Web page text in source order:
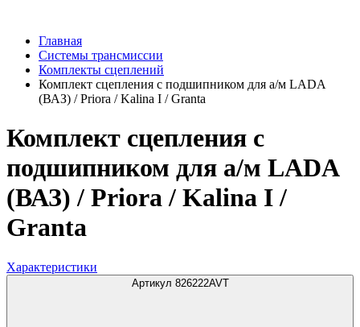
Главная
Системы трансмиссии
Комплекты сцеплений
Комплект сцепления с подшипником для а/м LADA
(ВАЗ) / Priora / Kalina I / Granta
Комплект сцепления с
подшипником для а/м LADA
(ВАЗ) / Priora / Kalina I /
Granta
Характеристики
Артикул 826222AVT